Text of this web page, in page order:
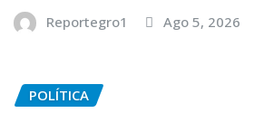
Reportegro1 Ago 5, 2026
POLÍTICA